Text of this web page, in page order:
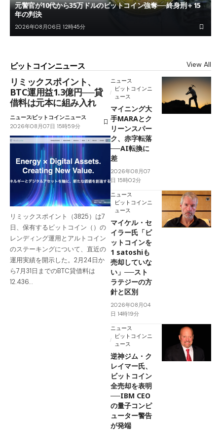
元警官が10代から35万ドルのビットコイン強奪──終身刑＋15
年の判決
2026年08月06日 12時45分
ビットコインニュース View All
リミックスポイント、
BTC運用益1.3億円──貸
借料は元本に組み入れ
ニュースビットコインニュース
2026年08月07日 15時59分
リミックスポイント（3825）は7
日、保有するビットコイン（）の
レンディング運用とアルトコイン
のステーキングについて、直近の
運用実績を開示した。2月24日か
ら7月31日までのBTC貸借料は
12.436…
ニュース
ビットコインニ
ュース
マイニング大
手MARAとク
リーンスパー
ク、赤字転落
──AI転換に
差
2026年08月07
日 15時02分
ニュース
ビットコインニ
ュース
マイケル・セ
イラー氏「ビ
ットコインを
1 satoshiも
売却していな
い」──スト
ラテジーの方
針と区別
2026年08月04
日 14時19分
ニュース
ビットコインニ
ュース
逆神ジム・ク
レイマー氏、
ビットコイン
全売却を表明
──IBM CEO
の量子コンピ
ューター警告
が発端